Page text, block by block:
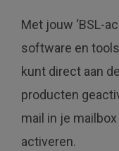
Met jouw ‘BSL-
software en
kunt direct aan
producten
mail in je
activeren.